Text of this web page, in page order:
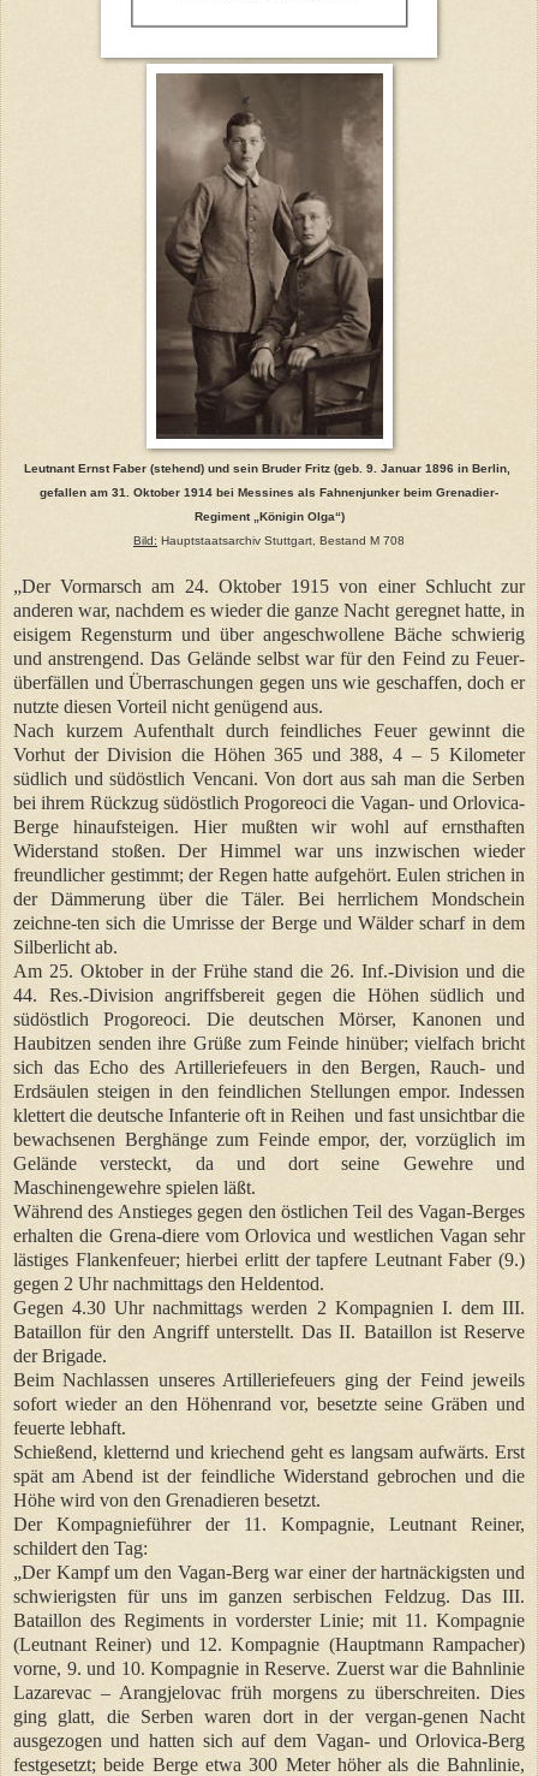
Leutnant Ernst Faber (stehend) und sein Bruder Fritz (geb. 9. Januar 1896 in Berlin,
gefallen am 31. Oktober 1914 bei Messines als Fahnenjunker beim Grenadier-
Regiment „Königin Olga“)
Bild: Hauptstaatsarchiv Stuttgart, Bestand M 708
„Der Vormarsch am 24. Oktober 1915 von einer Schlucht zur
anderen war, nachdem es wieder die ganze Nacht geregnet hatte, in
eisigem Regensturm und über angeschwollene Bäche schwierig
und anstrengend. Das Gelände selbst war für den Feind zu Feuer-
überfällen und Überraschungen gegen uns wie geschaffen, doch er
nutzte diesen Vorteil nicht genügend aus.
Nach kurzem Aufenthalt durch feindliches Feuer gewinnt die
Vorhut der Division die Höhen 365 und 388, 4 – 5 Kilometer
südlich und südöstlich Vencani. Von dort aus sah man die Serben
bei ihrem Rückzug südöstlich Progoreoci die Vagan- und Orlovica-
Berge hinaufsteigen. Hier mußten wir wohl auf ernsthaften
Widerstand stoßen. Der Himmel war uns inzwischen wieder
freundlicher gestimmt; der Regen hatte aufgehört. Eulen strichen in
der Dämmerung über die Täler. Bei herrlichem Mondschein
zeichne-ten sich die Umrisse der Berge und Wälder scharf in dem
Silberlicht ab.
Am 25. Oktober in der Frühe stand die 26. Inf.-Division und die
44. Res.-Division angriffsbereit gegen die Höhen südlich und
südöstlich Progoreoci. Die deutschen Mörser, Kanonen und
Haubitzen senden ihre Grüße zum Feinde hinüber; vielfach bricht
sich das Echo des Artilleriefeuers in den Bergen, Rauch- und
Erdsäulen steigen in den feindlichen Stellungen empor. Indessen
klettert die deutsche Infanterie oft in Reihen und fast unsichtbar die
bewachsenen Berghänge zum Feinde empor, der, vorzüglich im
Gelände versteckt, da und dort seine Gewehre und
Maschinengewehre spielen läßt.
Während des Anstieges gegen den östlichen Teil des Vagan-Berges
erhalten die Grena-diere vom Orlovica und westlichen Vagan sehr
lästiges Flankenfeuer; hierbei erlitt der tapfere Leutnant Faber (9.)
gegen 2 Uhr nachmittags den Heldentod.
Gegen 4.30 Uhr nachmittags werden 2 Kompagnien I. dem III.
Bataillon für den Angriff unterstellt. Das II. Bataillon ist Reserve
der Brigade.
Beim Nachlassen unseres Artilleriefeuers ging der Feind jeweils
sofort wieder an den Höhenrand vor, besetzte seine Gräben und
feuerte lebhaft.
Schießend, kletternd und kriechend geht es langsam aufwärts. Erst
spät am Abend ist der feindliche Widerstand gebrochen und die
Höhe wird von den Grenadieren besetzt.
Der Kompagnieführer der 11. Kompagnie, Leutnant Reiner,
schildert den Tag:
„Der Kampf um den Vagan-Berg war einer der hartnäckigsten und
schwierigsten für uns im ganzen serbischen Feldzug. Das III.
Bataillon des Regiments in vorderster Linie; mit 11. Kompagnie
(Leutnant Reiner) und 12. Kompagnie (Hauptmann Rampacher)
vorne, 9. und 10. Kompagnie in Reserve. Zuerst war die Bahnlinie
Lazarevac – Arangjelovac früh morgens zu überschreiten. Dies
ging glatt, die Serben waren dort in der vergan-genen Nacht
ausgezogen und hatten sich auf dem Vagan- und Orlovica-Berg
festgesetzt; beide Berge etwa 300 Meter höher als die Bahnlinie,